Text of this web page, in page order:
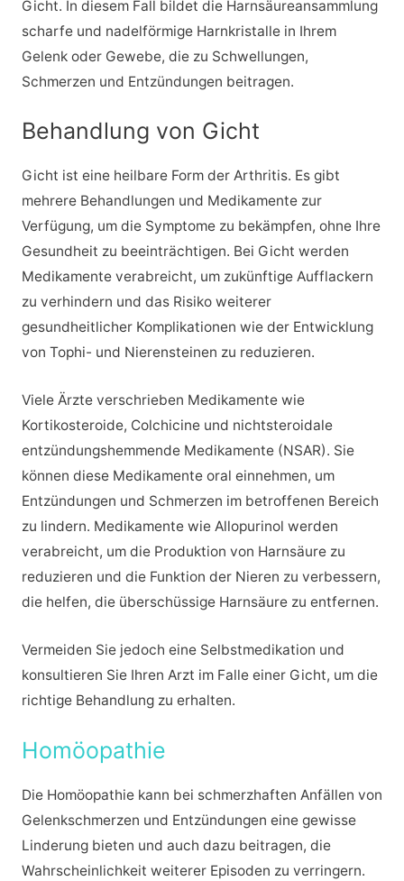
Gicht. In diesem Fall bildet die Harnsäureansammlung
scharfe und nadelförmige Harnkristalle in Ihrem
Gelenk oder Gewebe, die zu Schwellungen,
Schmerzen und Entzündungen beitragen.
Behandlung von Gicht
Gicht ist eine heilbare Form der Arthritis. Es gibt
mehrere Behandlungen und Medikamente zur
Verfügung, um die Symptome zu bekämpfen, ohne Ihre
Gesundheit zu beeinträchtigen. Bei Gicht werden
Medikamente verabreicht, um zukünftige Aufflackern
zu verhindern und das Risiko weiterer
gesundheitlicher Komplikationen wie der Entwicklung
von Tophi- und Nierensteinen zu reduzieren.
Viele Ärzte verschrieben Medikamente wie
Kortikosteroide, Colchicine und nichtsteroidale
entzündungshemmende Medikamente (NSAR). Sie
können diese Medikamente oral einnehmen, um
Entzündungen und Schmerzen im betroffenen Bereich
zu lindern. Medikamente wie Allopurinol werden
verabreicht, um die Produktion von Harnsäure zu
reduzieren und die Funktion der Nieren zu verbessern,
die helfen, die überschüssige Harnsäure zu entfernen.
Vermeiden Sie jedoch eine Selbstmedikation und
konsultieren Sie Ihren Arzt im Falle einer Gicht, um die
richtige Behandlung zu erhalten.
Homöopathie
Die Homöopathie kann bei schmerzhaften Anfällen von
Gelenkschmerzen und Entzündungen eine gewisse
Linderung bieten und auch dazu beitragen, die
Wahrscheinlichkeit weiterer Episoden zu verringern.